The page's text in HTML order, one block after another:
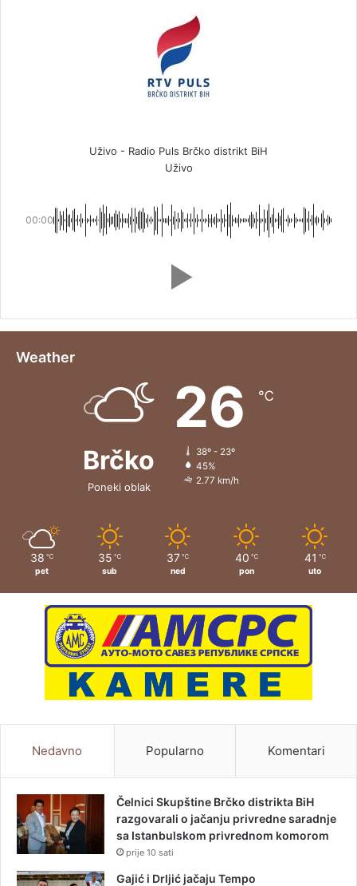
Uživo - Radio Puls Brčko distrikt BiH
Uživo
00:00
Weather
Brčko
Poneki oblak
26 ℃
38º - 23º
45%
2.77 km/h
38 ℃
pet
35 ℃
sub
37 ℃
ned
40 ℃
pon
41 ℃
uto
Nedavno Popularno Komentari
Čelnici Skupštine Brčko distrikta BiH
razgovarali o jačanju privredne saradnje
sa Istanbulskom privrednom komorom
prije 10 sati
Gajić i Drljić jačaju Tempo